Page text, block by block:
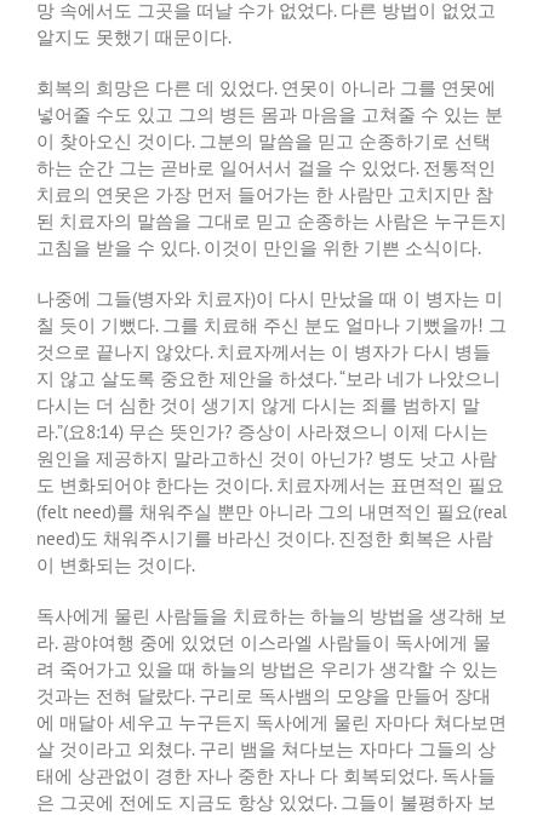
망 속에서도 그곳을 떠날 수가 없었다. 다른 방법이 없었고
알지도 못했기 때문이다.
회복의 희망은 다른 데 있었다. 연못이 아니라 그를 연못에
넣어줄 수도 있고 그의 병든 몸과 마음을 고쳐줄 수 있는 분
이 찾아오신 것이다. 그분의 말씀을 믿고 순종하기로 선택
하는 순간 그는 곧바로 일어서서 걸을 수 있었다. 전통적인
치료의 연못은 가장 먼저 들어가는 한 사람만 고치지만 참
된 치료자의 말씀을 그대로 믿고 순종하는 사람은 누구든지
고침을 받을 수 있다. 이것이 만인을 위한 기쁜 소식이다.
나중에 그들(병자와 치료자)이 다시 만났을 때 이 병자는 미
칠 듯이 기뻤다. 그를 치료해 주신 분도 얼마나 기뻤을까! 그
것으로 끝나지 않았다. 치료자께서는 이 병자가 다시 병들
지 않고 살도록 중요한 제안을 하셨다. “보라 네가 나았으니
다시는 더 심한 것이 생기지 않게 다시는 죄를 범하지 말
라.”(요8:14) 무슨 뜻인가? 증상이 사라졌으니 이제 다시는
원인을 제공하지 말라고하신 것이 아닌가? 병도 낫고 사람
도 변화되어야 한다는 것이다. 치료자께서는 표면적인 필요
(felt need)를 채워주실 뿐만 아니라 그의 내면적인 필요(real
need)도 채워주시기를 바라신 것이다. 진정한 회복은 사람
이 변화되는 것이다.
독사에게 물린 사람들을 치료하는 하늘의 방법을 생각해 보
라. 광야여행 중에 있었던 이스라엘 사람들이 독사에게 물
려 죽어가고 있을 때 하늘의 방법은 우리가 생각할 수 있는
것과는 전혀 달랐다. 구리로 독사뱀의 모양을 만들어 장대
에 매달아 세우고 누구든지 독사에게 물린 자마다 쳐다보면
살 것이라고 외쳤다. 구리 뱀을 쳐다보는 자마다 그들의 상
태에 상관없이 경한 자나 중한 자나 다 회복되었다. 독사들
은 그곳에 전에도 지금도 항상 있었다. 그들이 불평하자 보